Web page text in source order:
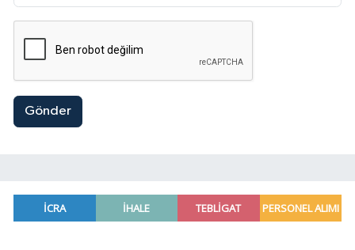
Gönder